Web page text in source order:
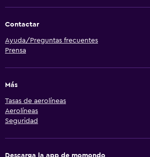
Contactar
Ayuda/Preguntas frecuentes
Prensa
Más
Tasas de aerolíneas
Aerolíneas
Seguridad
Descarga la app de momondo